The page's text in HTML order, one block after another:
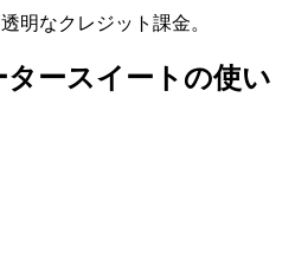
明なクレジット課金。
ースイートの使い